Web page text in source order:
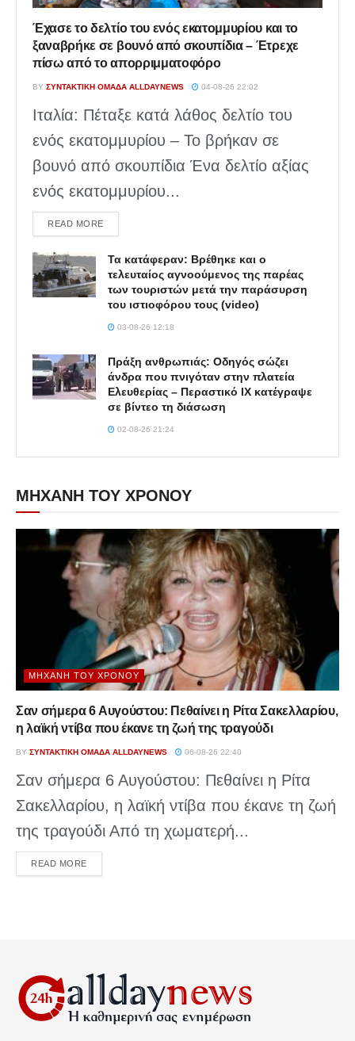
Έχασε το δελτίο του ενός εκατομμυρίου και το
ξαναβρήκε σε βουνό από σκουπίδια – Έτρεχε
πίσω από το απορριμματοφόρο
BY ΣΥΝΤΑΚΤΙΚΉ ΟΜΆΔΑ ALLDAYNEWS 04-08-26 22:02
Ιταλία: Πέταξε κατά λάθος δελτίο του
ενός εκατομμυρίου – Το βρήκαν σε
βουνό από σκουπίδια Ένα δελτίο αξίας
ενός εκατομμυρίου...
READ MOREDETAILS
Τα κατάφεραν: Βρέθηκε και ο
τελευταίος αγνοούμενος της παρέας
των τουριστών μετά την παράσυρση
του ιστιοφόρου τους (video)
03-08-26 12:18
Πράξη ανθρωπιάς: Οδηγός σώζει
άνδρα που πνιγόταν στην πλατεία
Ελευθερίας – Περαστικό ΙΧ κατέγραψε
σε βίντεο τη διάσωση
02-08-26 21:24
ΜΗΧΑΝΗ ΤΟΥ ΧΡΟΝΟΥ
ΜΗΧΑΝΉ ΤΟΥ ΧΡΌΝΟΥ
Σαν σήμερα 6 Αυγούστου: Πεθαίνει η Ρίτα Σακελλαρίου,
η λαϊκή ντίβα που έκανε τη ζωή της τραγούδι
BY ΣΥΝΤΑΚΤΙΚΉ ΟΜΆΔΑ ALLDAYNEWS 06-08-26 22:40
Σαν σήμερα 6 Αυγούστου: Πεθαίνει η Ρίτα
Σακελλαρίου, η λαϊκή ντίβα που έκανε τη ζωή
της τραγούδι Από τη χωματερή...
READ MOREDETAILS